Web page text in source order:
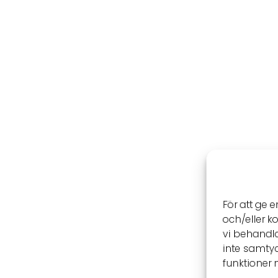
För att ge
och/eller
vi
inte
funktioner